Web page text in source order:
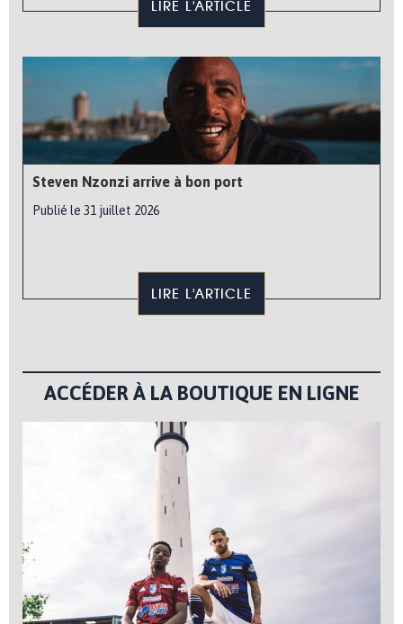
LIRE L'ARTICLE
Steven Nzonzi arrive à bon port
Publié le 31 juillet 2026
LIRE L'ARTICLE
ACCÉDER À LA BOUTIQUE EN LIGNE